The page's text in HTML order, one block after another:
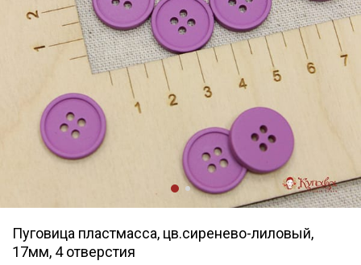
Пуговица пластмасса, цв.сиренево-лиловый,
17мм, 4 отверстия